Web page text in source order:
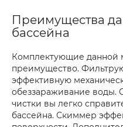
Преимущества
бассейна
Комплектующие данной
преимущество.
эффективную
обеззараживание воды.
чистки вы легко
бассейна. Скиммер